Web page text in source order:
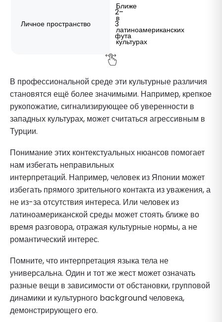
Личное пространство
2–
3
фута
Ближе
в
латиноамериканских
культурах
В профессиональной среде эти культурные различия
становятся ещё более значимыми. Например, крепкое
рукопожатие, сигнализирующее об уверенности в
западных культурах, может считаться агрессивным в
Турции.
Понимание этих контекстуальных нюансов помогает
нам избегать неправильных
интерпретаций. Например, человек из Японии может
избегать прямого зрительного контакта из уважения, а
не из-за отсутствия интереса. Или человек из
латиноамериканской среды может стоять ближе во
время разговора, отражая культурные нормы, а не
романтический интерес.
Помните, что интерпретация языка тела не
универсальна. Один и тот же жест может означать
разные вещи в зависимости от обстановки, групповой
динамики и культурного background человека,
демонстрирующего его.